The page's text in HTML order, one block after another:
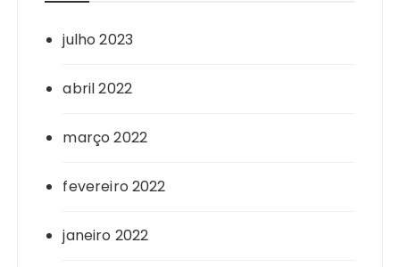
julho 2023
abril 2022
março 2022
fevereiro 2022
janeiro 2022